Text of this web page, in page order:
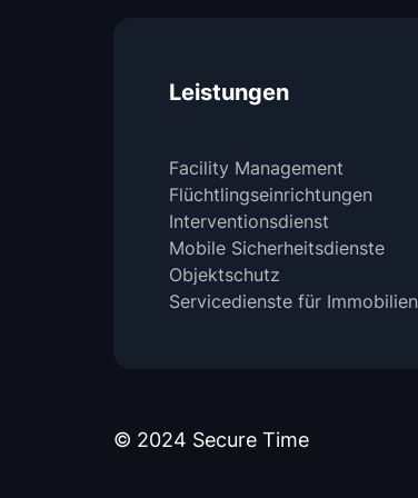
Leistungen
Facility Management
Flüchtlingseinrichtungen
Interventionsdienst
Mobile Sicherheitsdienste
Objektschutz
Servicedienste für Immobilien
© 2024 Secure Time